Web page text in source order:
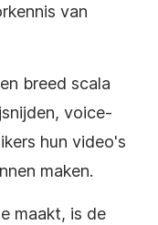
van
breed scala
voice-
hun video's
maken.
maakt, is de